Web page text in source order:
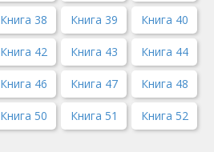
Книга 38 Книга 39 Книга 40
Книга 42 Книга 43 Книга 44
Книга 46 Книга 47 Книга 48
Книга 50 Книга 51 Книга 52